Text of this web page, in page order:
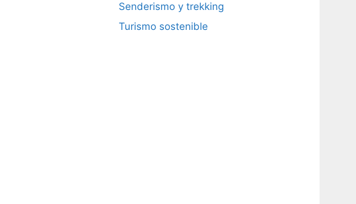
Senderismo y trekking
Turismo sostenible